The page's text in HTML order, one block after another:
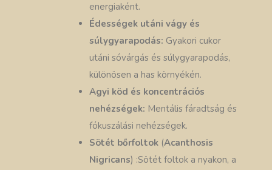
energiaként.
Édességek utáni vágy és
súlygyarapodás: Gyakori cukor
utáni sóvárgás és súlygyarapodás,
különösen a has környékén.
Agyi köd és koncentrációs
nehézségek: Mentális fáradtság és
fókuszálási nehézségek.
Sötét bőrfoltok (Acanthosis
Nigricans) :Sötét foltok a nyakon, a